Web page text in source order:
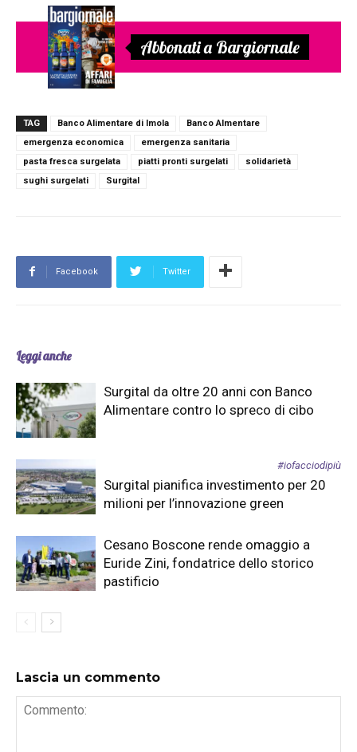
Abbonati a Bargiornale
TAG Banco Alimentare di Imola
Banco Almentare
emergenza economica
emergenza sanitaria
pasta fresca surgelata
piatti pronti surgelati
solidarietà
sughi surgelati
Surgital
Facebook Twitter
Leggi anche
Surgital da oltre 20 anni con Banco
Alimentare contro lo spreco di cibo
#iofacciodipiù
Surgital pianifica investimento per 20
milioni per l’innovazione green
Cesano Boscone rende omaggio a
Euride Zini, fondatrice dello storico
pastificio
Lascia un commento